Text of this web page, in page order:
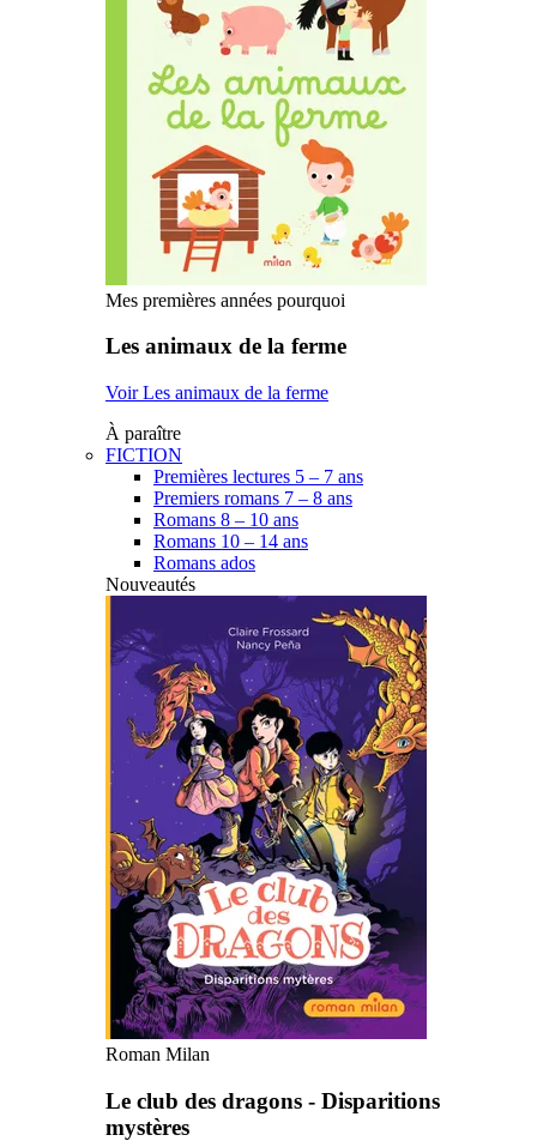
Mes premières années pourquoi
Les animaux de la ferme
Voir Les animaux de la ferme
À paraître
FICTION
Premières lectures 5 – 7 ans
Premiers romans 7 – 8 ans
Romans 8 – 10 ans
Romans 10 – 14 ans
Romans ados
Nouveautés
Roman Milan
Le club des dragons - Disparitions
mystères